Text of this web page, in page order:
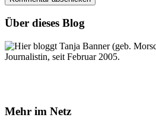
Über dieses Blog
Hier bloggt Tanja Banner (geb.
Journalistin, seit Februar 2005.
Mehr im Netz